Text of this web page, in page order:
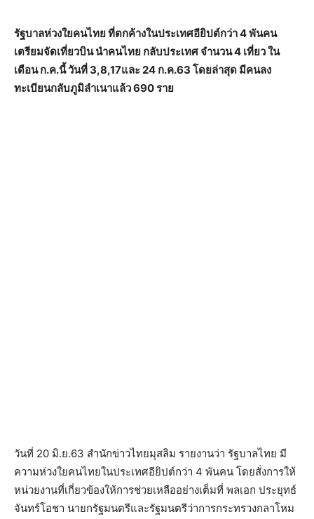
รัฐบาลห่วงใยคนไทย ที่ตกค้างในประเทศอียิปต์กว่า 4 พันคน
เตรียมจัดเที่ยวบิน นำคนไทย กลับประเทศ จำนวน 4 เที่ยว ใน
เดือน ก.ค.นี้ วันที่ 3,8,17และ 24 ก.ค.63 โดยล่าสุด มีคนลง
ทะเบียนกลับภูมิลำเนาแล้ว 690 ราย
วันที่ 20 มิ.ย.63 สำนักข่าวไทยมุสลิม รายงานว่า รัฐบาลไทย มี
ความห่วงใยคนไทยในประเทศอียิปต์กว่า 4 พันคน โดยสั่งการให้
หน่วยงานที่เกี่ยวข้องให้การช่วยเหลืออย่างเต็มที่ พลเอก ประยุทธ์
จันทร์โอชา นายกรัฐมนตรีและรัฐมนตรีว่าการกระทรวงกลาโหม